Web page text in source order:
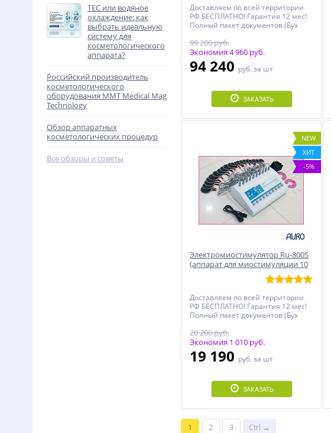
TEC или водяное
охлаждение: как
выбрать идеальную
систему для
косметологического
аппарата?
Российский производитель
косметологического
оборудования MMT Medical Mag
Technology
Обзор аппаратных
косметологических процедур
Все обзоры и советы
Доставляем по всей территории
РФ БЕСПЛАТНО! Гарантия 12 мес!
Полный пакет документов (Бух
Инструкция, Именной
Сертификат)!
99 200 руб.
Экономия 4 960 руб.
94 240 руб. за шт
ЗАКАЗАТЬ
NEW
ХИТ
-5%
Электромиостимулятор Ru-800S
(аппарат для миостимуляции 10
Доставляем по всей территории
РФ БЕСПЛАТНО! Гарантия 12 мес!
Полный пакет документов (Бух
Инструкция, Именной
Сертификат)!
20 200 руб.
Экономия 1 010 руб.
19 190 руб. за шт
ЗАКАЗАТЬ
1 2 3 Ctrl →